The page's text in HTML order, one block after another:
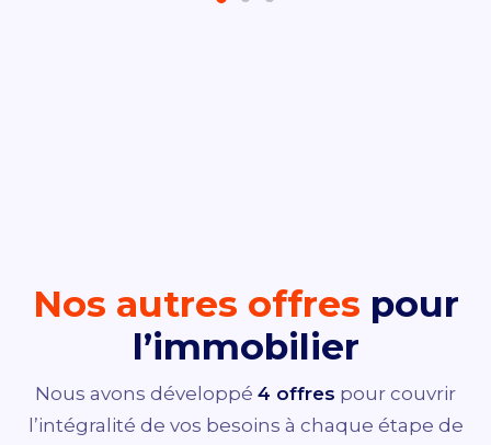
Nos autres offres pour
l’immobilier
Nous avons développé 4 offres pour couvrir
l’intégralité de vos besoins à chaque étape de